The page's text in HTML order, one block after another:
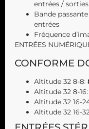
entrées / sorties
Bande
entrées
Fréquence
ENTRÉES
CONFORME
Altitude 32 8-8:
Altitude 32 8-16:
Altitude 32 16-
Altitude 32 16-